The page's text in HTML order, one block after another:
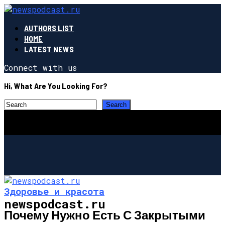
AUTHORS LIST
HOME
LATEST NEWS
Connect with us
Hi, What Are You Looking For?
newspodcast.ru
Здоровье и красота
Почему Нужно Есть С Закрытыми